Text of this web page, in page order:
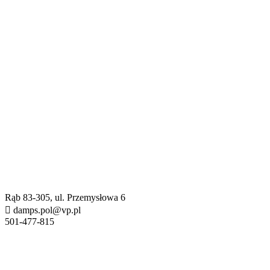
Rąb 83-305, ul. Przemysłowa 6
damps.pol@vp.pl
501-477-815